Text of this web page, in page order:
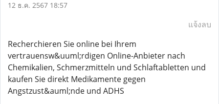
12 ธ.ค. 2567 18:57
แจ้งลบ
Recherchieren Sie online bei Ihrem
vertrauensw&uuml;rdigen Online-Anbieter nach
Chemikalien, Schmerzmitteln und Schlaftabletten und
kaufen Sie direkt Medikamente gegen
Angstzust&auml;nde und ADHS